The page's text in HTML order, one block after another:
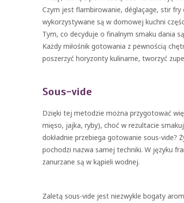
Czym jest flambirowanie, déglaçage, stir
wykorzystywane są w domowej kuchni
Tym, co decyduje o finalnym smaku dania
Każdy miłośnik gotowania z pewnością
poszerzyć horyzonty kulinarne, tworzyć
Sous-vide
Dzięki tej metodzie można przygotować
mięso, jajka, ryby), choć w rezultacie
dokładnie przebiega gotowanie sous-vide?
pochodzi nazwa samej techniki. W języku
zanurzane są w kąpieli wodnej.
Zaletą sous-vide jest niezwykle bogaty